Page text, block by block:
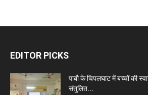
EDITOR PICKS
पाबौ के चिपलघाट में बच्चों की
संतुलित...